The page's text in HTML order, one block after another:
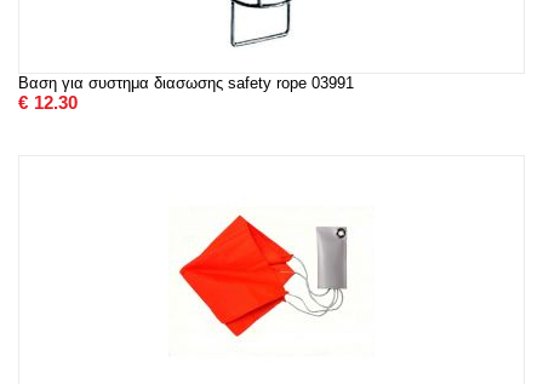
Βαση για συστημα διασωσης safety rope 03991
€ 12.30